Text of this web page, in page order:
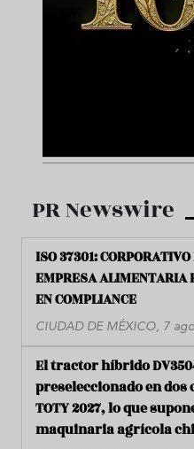
PR Newswire
ISO 37301:
EMPRESA ALIMENTARIA
EN COMPLIANCE
CIUDAD DE MÉXICO, 7
El tractor híbrido
preseleccionado en
TOTY 2027, lo que
maquinaria agrícola